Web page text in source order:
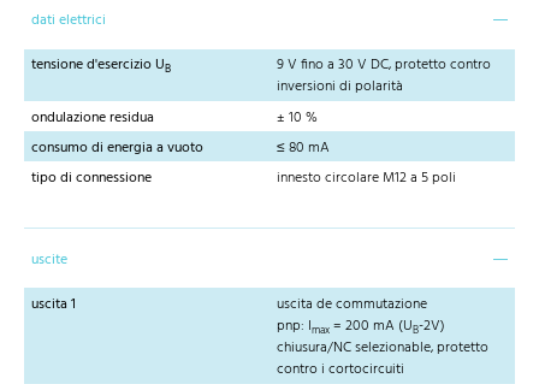
dati elettrici
tensione d'esercizio UB
9 V fino a 30 V DC, protetto contro
inversioni di polarità
ondulazione residua
± 10 %
consumo di energia a vuoto
≤ 80 mA
tipo di connessione
innesto circolare M12 a 5 poli
uscite
uscita 1
uscita de commutazione
pnp: Imax = 200 mA (UB-2V)
chiusura/NC selezionable, protetto
contro i cortocircuiti